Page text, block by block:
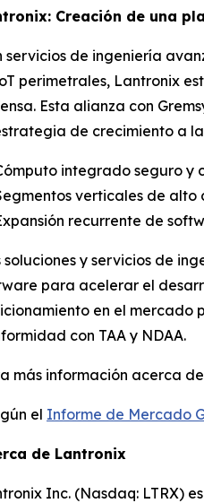
Creación de una
servicios de ingeniería
perimetrales, Lantronix
Esta alianza con
de crecimiento a
integrado seguro y
verticales de
recurrente de
soluciones y servicios de
para acelerar el
en el mercado
con TAA y NDAA.
más información acerca
el Informe de Mercado
de Lantronix
Inc. (Nasdaq: LTRX)